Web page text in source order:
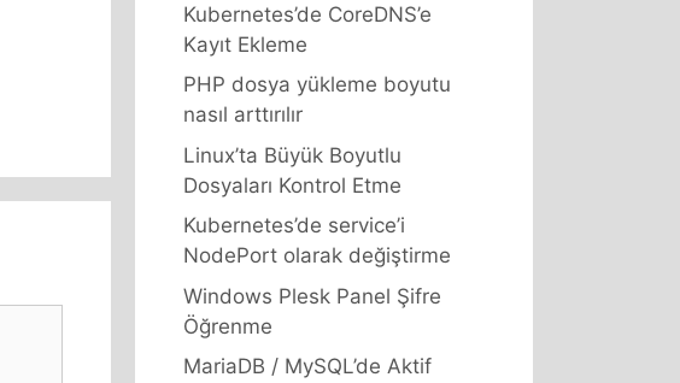
Kubernetes’de CoreDNS’e
Kayıt Ekleme
PHP dosya yükleme boyutu
nasıl arttırılır
Linux’ta Büyük Boyutlu
Dosyaları Kontrol Etme
Kubernetes’de service’i
NodePort olarak değiştirme
Windows Plesk Panel Şifre
Öğrenme
MariaDB / MySQL’de Aktif